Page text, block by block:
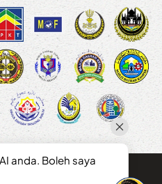
anda. Boleh saya